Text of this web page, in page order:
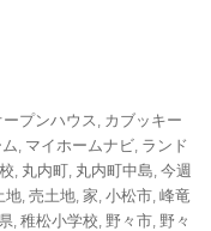
ープンハウス
カブッキー
マイホームナビ ランド
丸内町 丸内町中島 ,今週
地 ,売土地 ,家 ,小松市 ,峰竜
,稚松小学校 野々市 野々